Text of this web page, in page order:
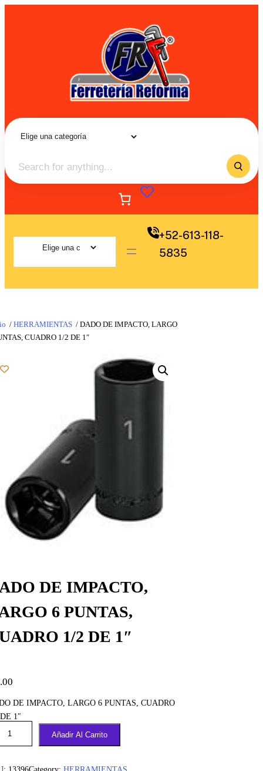
+52-613-118-
5835
/ HERRAMIENTAS / DADO DE IMPACTO, LARGO
CUADRO 1/2 DE 1″
DE IMPACTO,
6 PUNTAS,
1/2 DE 1″
DE IMPACTO, LARGO 6 PUNTAS, CUADRO
1″
Añadir Al Carrito